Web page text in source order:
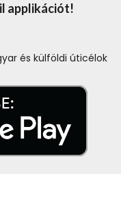
applikációt!
és külföldi úticélok